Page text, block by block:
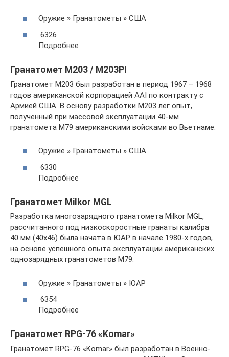
Оружие » Гранатометы » США
6326
Подробнее
Гранатомет М203 / М203PI
Гранатомет M203 был разработан в период 1967 – 1968
годов американской корпорацией AAI по контракту с
Армией США. В основу разработки М203 лег опыт,
полученный при массовой эксплуатации 40-мм
гранатомета М79 американскими войсками во Вьетнаме.
Оружие » Гранатометы » США
6330
Подробнее
Гранатомет Milkor MGL
Разработка многозарядного гранатомета Milkor MGL,
рассчитанного под низкоскоростные гранаты калибра
40 мм (40х46) была начата в ЮАР в начале 1980-х годов,
на основе успешного опыта эксплуатации американских
однозарядных гранатометов М79.
Оружие » Гранатометы » ЮАР
6354
Подробнее
Гранатомет RРG-76 «Komar»
Гранатомет RРG-76 «Komar» был разработан в Военно-